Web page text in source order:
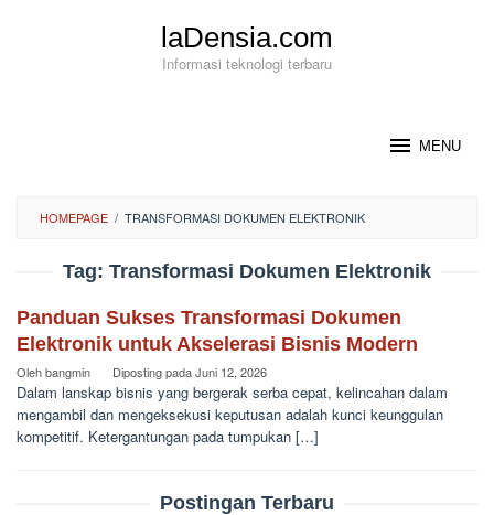
laDensia.com
Informasi teknologi terbaru
MENU
HOMEPAGE / TRANSFORMASI DOKUMEN ELEKTRONIK
Tag: Transformasi Dokumen Elektronik
Panduan Sukses Transformasi Dokumen
Elektronik untuk Akselerasi Bisnis Modern
Olehbangmin Diposting padaJuni 12, 2026
Dalam lanskap bisnis yang bergerak serba cepat, kelincahan dalam
mengambil dan mengeksekusi keputusan adalah kunci keunggulan
kompetitif. Ketergantungan pada tumpukan […]
Postingan Terbaru